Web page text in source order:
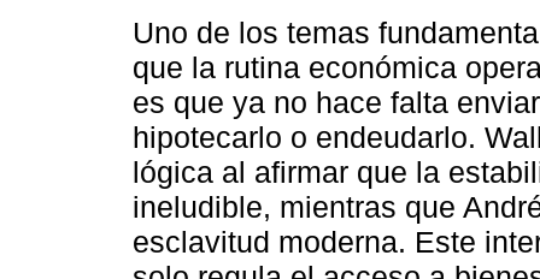
Uno de los temas
que la rutina económica
es que ya no hace falta
hipotecarlo o endeudarlo.
lógica al afirmar que la
ineludible, mientras que
esclavitud moderna. Este